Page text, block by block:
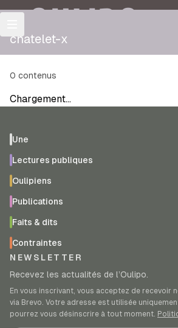
OULIPO
chatelet-x
0 contenus
Chargement…
Une
Lectures publiques
Oulipiens
Publications
Faits & dits
Contraintes
NEWSLETTER
Recevez les actualités de l’Oulipo.
En vous inscrivant, vous acceptez de recevoir
via Brevo. Votre adresse est utilisée
pourrez vous désinscrire à tout moment.